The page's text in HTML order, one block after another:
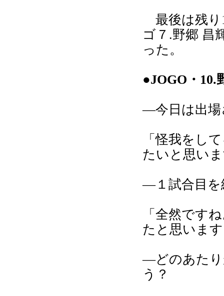
最後は残り
ゴ７.野郷 昌
った。
●JOGO・10.
―今日は出場
「怪我をし
たいと思い
―１試合目を
「全然です
たと思いま
―どのあたり
う？